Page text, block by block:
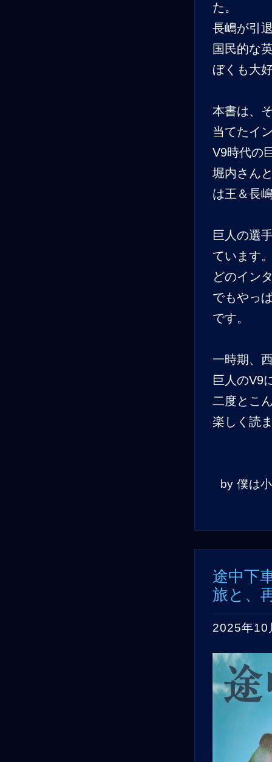
た。
長嶋が引
国民的な
ぼくも大
本書は、
当てたイ
V9時代の
堀内さん
は王＆長
巨人の選
ています
どのイン
でもやっ
です。
一時期、
巨人のV9
二度とこ
楽しく読
by 僕は
途中下
旅と、
2025年10